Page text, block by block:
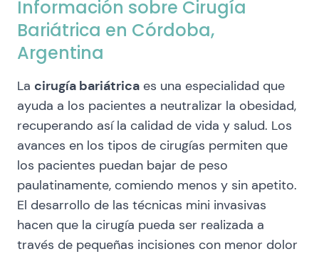
Información sobre Cirugía
Bariátrica en Córdoba,
Argentina
La cirugía bariátrica es una especialidad que
ayuda a los pacientes a neutralizar la obesidad,
recuperando así la calidad de vida y salud. Los
avances en los tipos de cirugías permiten que
los pacientes puedan bajar de peso
paulatinamente, comiendo menos y sin apetito.
El desarrollo de las técnicas mini invasivas
hacen que la cirugía pueda ser realizada a
través de pequeñas incisiones con menor dolor